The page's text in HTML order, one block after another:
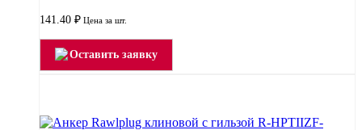
141.40 ₽ Цена за шт.
Оставить заявку